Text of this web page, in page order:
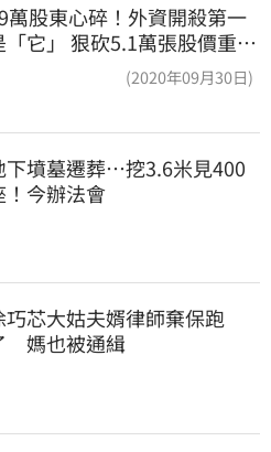
萬股東心碎！外資開殺第一
「它」 狠砍5.1萬張股價重挫
(2020年09月30日)
下墳墓遷葬…挖3.6米見400
！今辦法會
巧芯大姑夫婿律師棄保跑
　媽也被通緝